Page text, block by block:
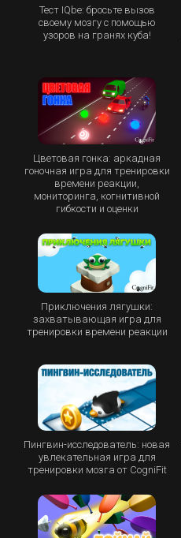
Тест IQbe: бросьте вызов
своему мозгу с помощью
узоров на гранях куба!
Цветовая гонка: аркадная
гоночная игра для тренировки
времени реакции,
мониторинга, когнитивной
гибкости и оценки
Приключения лягушки:
захватывающая игра для
тренировки времени реакции
Пингвин-исследователь: новая
увлекательная игра для
тренировки мозга от CogniFit